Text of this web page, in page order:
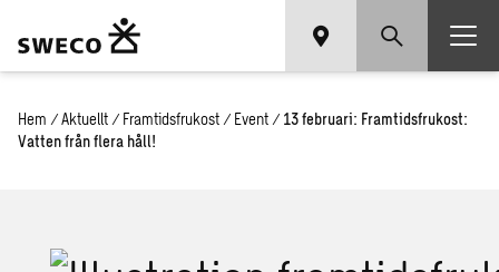
Hem / Aktuellt / Framtidsfrukost / Event / 13 februari: Framtidsfrukost:
Vatten från flera håll!